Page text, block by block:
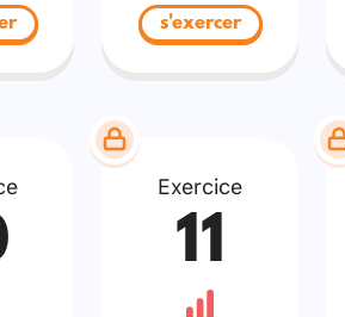
s'exercer
Exercice
11